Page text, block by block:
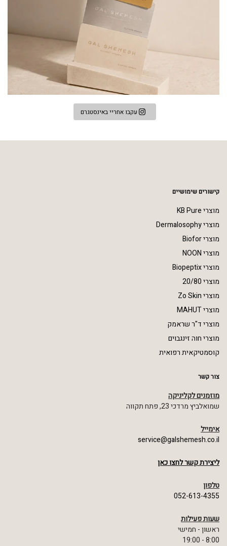
עקבו אחריי באינסטגרם
קישורים שימושיים
מוצרי KB Pure
מוצרי Dermalosophy
מוצרי Biofor
מוצרי NOON
מוצרי Biopeptix
מוצרי 20/80
מוצרי Zo Skin
מוצרי MAHUT
מוצרי ד"ר שראמק
מוצרי חוה זינגבוים
קוסמטיקאית רפואית
צור קשר
מוזמנים לקליניקה
שמואלביץ מרדכי 23, פתח תקווה
אימייל
service@galshemesh.co.il
ליצירת קשר לחצו כאן
טלפון
052-613-4355
שעות פעילות
ראשון - חמישי
8:00 - 19:00